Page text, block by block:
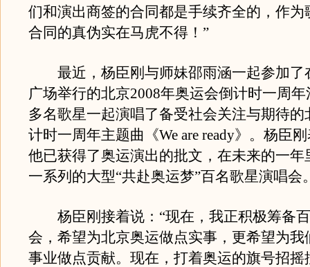
们和演出商签的合同都是手续齐全的，作为
合同的真伪实在马虎不得！”
最近，杨臣刚与师妹邵雨涵一起参加了
广场举行的北京2008年奥运会倒计时一周
多名歌星一起演唱了备受社会关注与期待的
计时一周年主题曲《We are ready》。杨臣
他已获得了奥运演出的批文，在未来的一年
一系列的大型“共赴奥运梦”百名歌星演唱会
杨臣刚接着说：“现在，我正积极筹备
会，希望为北京奥运做点实事，更希望为我
事业做点贡献。现在，打着奥运的旗号招摇